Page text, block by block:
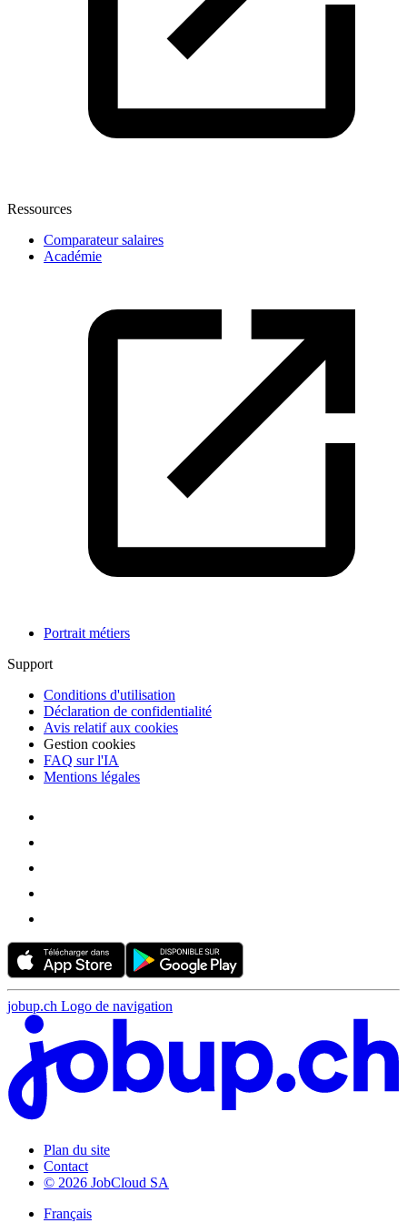
Ressources
Comparateur salaires
Académie
Portrait métiers
Support
Conditions d'utilisation
Déclaration de confidentialité
Avis relatif aux cookies
Gestion cookies
FAQ sur l'IA
Mentions légales
jobup.ch Logo de navigation
Plan du site
Contact
© 2026 JobCloud SA
Français